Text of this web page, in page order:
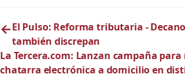
←El Pulso: Reforma tributaria -
también discrepan
La Tercera.com: Lanzan campaña
chatarra electrónica a domicilio en